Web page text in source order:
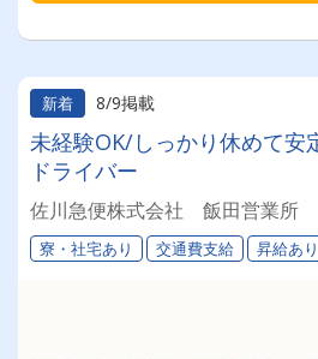
新着 8/9掲載
未経験OK/しっかり休めて
ドライバー
佐川急便株式会社 飯田営業所
寮・社宅あり 交通費支給 昇給あり